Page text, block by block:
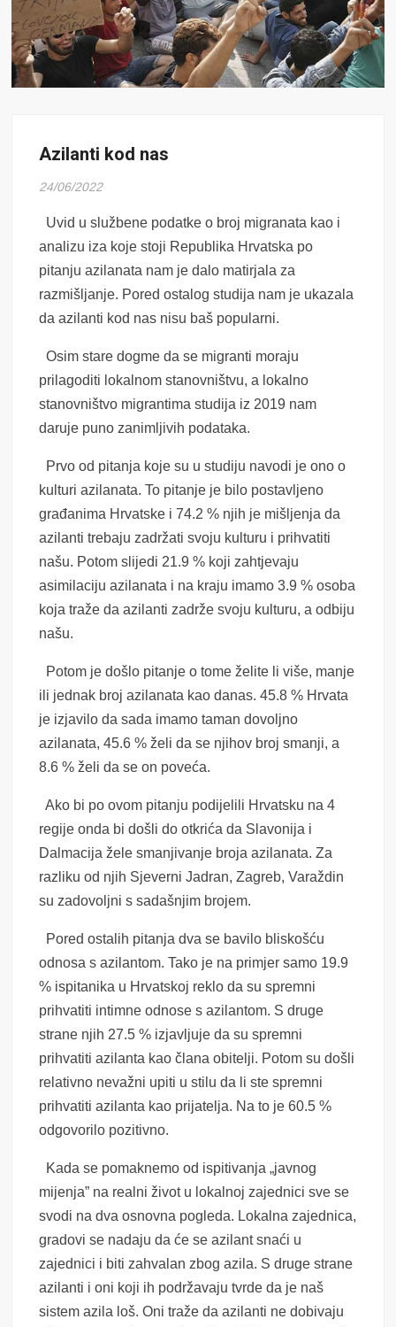
Azilanti kod nas
24/06/2022
Uvid u službene podatke o broj migranata kao i
analizu iza koje stoji Republika Hrvatska po
pitanju azilanata nam je dalo matirjala za
razmišljanje. Pored ostalog studija nam je ukazala
da azilanti kod nas nisu baš popularni.
Osim stare dogme da se migranti moraju
prilagoditi lokalnom stanovništvu, a lokalno
stanovništvo migrantima studija iz 2019 nam
daruje puno zanimljivih podataka.
Prvo od pitanja koje su u studiju navodi je ono o
kulturi azilanata. To pitanje je bilo postavljeno
građanima Hrvatske i 74.2 % njih je mišljenja da
azilanti trebaju zadržati svoju kulturu i prihvatiti
našu. Potom slijedi 21.9 % koji zahtjevaju
asimilaciju azilanata i na kraju imamo 3.9 % osoba
koja traže da azilanti zadrže svoju kulturu, a odbiju
našu.
Potom je došlo pitanje o tome želite li više, manje
ili jednak broj azilanata kao danas. 45.8 % Hrvata
je izjavilo da sada imamo taman dovoljno
azilanata, 45.6 % želi da se njihov broj smanji, a
8.6 % želi da se on poveća.
Ako bi po ovom pitanju podijelili Hrvatsku na 4
regije onda bi došli do otkrića da Slavonija i
Dalmacija žele smanjivanje broja azilanata. Za
razliku od njih Sjeverni Jadran, Zagreb, Varaždin
su zadovoljni s sadašnjim brojem.
Pored ostalih pitanja dva se bavilo bliskošću
odnosa s azilantom.Tako je na primjer samo 19.9
% ispitanika u Hrvatskoj reklo da su spremni
prihvatiti intimne odnose s azilantom. S druge
strane njih 27.5 % izjavljuje da su spremni
prihvatiti azilanta kao člana obitelji. Potom su došli
relativno nevažni upiti u stilu da li ste spremni
prihvatiti azilanta kao prijatelja. Na to je 60.5 %
odgovorilo pozitivno.
Kada se pomaknemo od ispitivanja „javnog
mijenja” na realni život u lokalnoj zajednici sve se
svodi na dva osnovna pogleda. Lokalna zajednica,
gradovi se nadaju da će se azilant snaći u
zajednici i biti zahvalan zbog azila. S druge strane
azilanti i oni koji ih podržavaju tvrde da je naš
sistem azila loš. Oni traže da azilanti ne dobivaju